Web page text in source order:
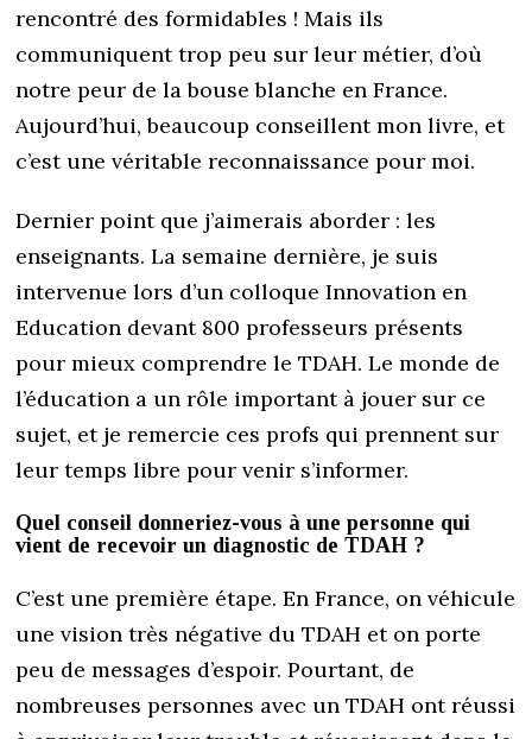
rencontré des formidables ! Mais ils
communiquent trop peu sur leur métier, d’où
notre peur de la bouse blanche en France.
Aujourd’hui, beaucoup conseillent mon livre, et
c’est une véritable reconnaissance pour moi.
Dernier point que j’aimerais aborder : les
enseignants. La semaine dernière, je suis
intervenue lors d’un colloque Innovation en
Education devant 800 professeurs présents
pour mieux comprendre le TDAH. Le monde de
l’éducation a un rôle important à jouer sur ce
sujet, et je remercie ces profs qui prennent sur
leur temps libre pour venir s’informer.
Quel conseil donneriez-vous à une personne qui
vient de recevoir un diagnostic de TDAH ?
C’est une première étape. En France, on véhicule
une vision très négative du TDAH et on porte
peu de messages d’espoir. Pourtant, de
nombreuses personnes avec un TDAH ont réussi